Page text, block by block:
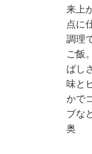
来上
点に
調理
ご飯
ばし
味と
かで
ブな
奥